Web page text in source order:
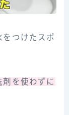
つけたスポ
剤を使わずに